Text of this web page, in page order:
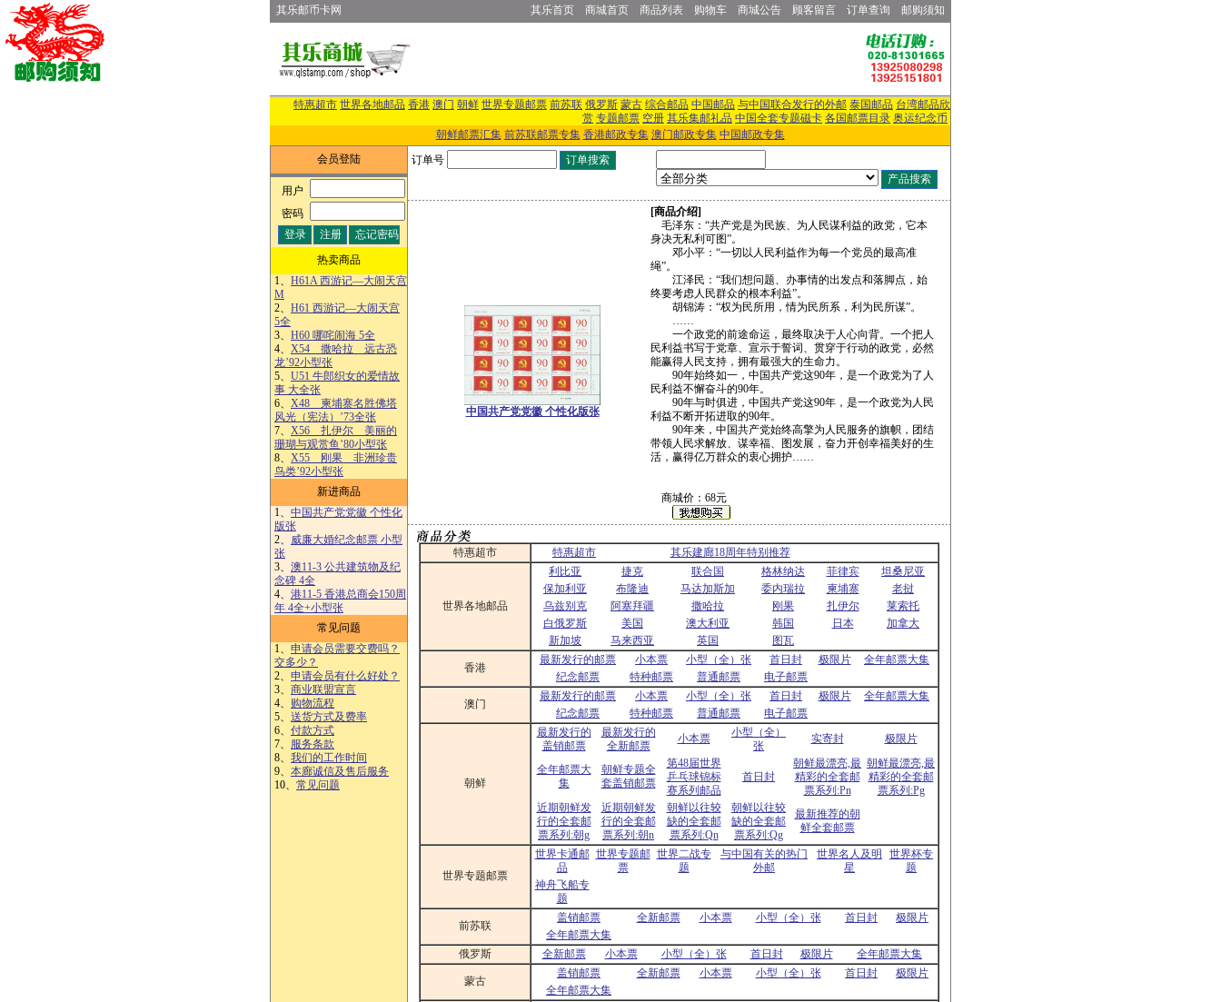
其乐邮币卡网 其乐首页 商城首页 商品列表 购物车 商城公告 顾客留言 订单查询 邮购须知
特惠超市 世界各地邮品 香港 澳门 朝鲜 世界专题邮票 前苏联 俄罗斯 蒙古 综合邮品 中国邮品 与中国联合发行的外邮 泰国邮品 台湾邮品欣
赏 专题邮票 空册 其乐集邮礼品 中国全套专题磁卡 各国邮票目录 奥运纪念币
朝鲜邮票汇集 前苏联邮票专集 香港邮政专集 澳门邮政专集 中国邮政专集
会员登陆
用户:
密码:
热卖商品
1、 H61A 西游记—大闹天宫
M
2、 H61 西游记—大闹天宫
5全
3、 H60 哪咤闹海 5全
4、 X54 撒哈拉 远古恐
龙’92小型张
5、 U51 牛郎织女的爱情故
事 大全张
6、 X48 柬埔寨名胜佛塔
风光（宪法）’73全张
7、 X56 扎伊尔 美丽的
珊瑚与观赏鱼’80小型张
8、 X55 刚果 非洲珍贵
鸟类’92小型张
新进商品
1、 中国共产党党徽 个性化
版张
2、 威廉大婚纪念邮票 小型
张
3、 澳11-3 公共建筑物及纪
念碑 4全
4、 港11-5 香港总商会150周
年 4全+小型张
常见问题
1、 申请会员需要交费吗？
交多少？
2、 申请会员有什么好处？
3、 商业联盟宣言
4、 购物流程
5、 送货方式及费率
6、 付款方式
7、 服务条款
8、 我们的工作时间
9、 本廊诚信及售后服务
10、 常见问题
订单号
中国共产党党徽 个性化版张
[商品介绍]
毛泽东：“共产党是为民族、为人民谋利益的政党，它本
身决无私利可图”。
邓小平：“一切以人民利益作为每一个党员的最高准
绳”。
江泽民：“我们想问题、办事情的出发点和落脚点，始
终要考虑人民群众的根本利益”。
胡锦涛：“权为民所用，情为民所系，利为民所谋”。
……
一个政党的前途命运，最终取决于人心向背。一个把人
民利益书写于党章、宣示于誓词、贯穿于行动的政党，必然
能赢得人民支持，拥有最强大的生命力。
90年始终如一，中国共产党这90年，是一个政党为了人
民利益不懈奋斗的90年。
90年与时俱进，中国共产党这90年，是一个政党为人民
利益不断开拓进取的90年。
90年来，中国共产党始终高擎为人民服务的旗帜，团结
带领人民求解放、谋幸福、图发展，奋力开创幸福美好的生
活，赢得亿万群众的衷心拥护……
商城价：68元
特惠超市 特惠超市 其乐建廊18周年特别推荐
世界各地邮品
利比亚 捷克 联合国 格林纳达 菲律宾
坦桑尼亚
保加利亚
布隆迪 马达加斯加 委内瑞拉 柬埔寨
老挝
乌兹别克
阿塞拜疆 撒哈拉 刚果 扎伊尔
莱索托
白俄罗斯
美国 澳大利亚 韩国 日本
加拿大
新加坡
马来西亚 英国 图瓦
香港
最新发行的邮票 小本票 小型（全）张 首日封 极限片
全年邮票大集
纪念邮票
特种邮票 普通邮票 电子邮票
澳门
最新发行的邮票 小本票 小型（全）张 首日封 极限片
全年邮票大集
纪念邮票
特种邮票 普通邮票 电子邮票
朝鲜
最新发行的
盖销邮票
最新发行的
全新邮票
小本票
小型（全）
张
实寄封 极限片
全年邮票大
集
朝鲜专题全
套盖销邮票
第48届世界
乒乓球锦标
赛系列邮品
首日封
朝鲜最漂亮,最
精彩的全套邮
票系列:Pn
朝鲜最漂亮,最
精彩的全套邮
票系列:Pg
近期朝鲜发
行的全套邮
票系列:朝g
近期朝鲜发
行的全套邮
票系列:朝n
朝鲜以往较
缺的全套邮
票系列:Qn
朝鲜以往较
缺的全套邮
票系列:Qg
最新推荐的朝
鲜全套邮票
世界专题邮票
世界卡通邮
品
世界专题邮
票
世界二战专
题
与中国有关的热门
外邮
世界名人及明
星
世界杯专
题
神舟飞船专
题
前苏联
盖销邮票 全新邮票 小本票 小型（全）张 首日封
极限片
全年邮票大集
俄罗斯
全新邮票 小本票 小型（全）张 首日封 极限片 全年邮票大集
蒙古
盖销邮票 全新邮票 小本票 小型（全）张 首日封
极限片
全年邮票大集